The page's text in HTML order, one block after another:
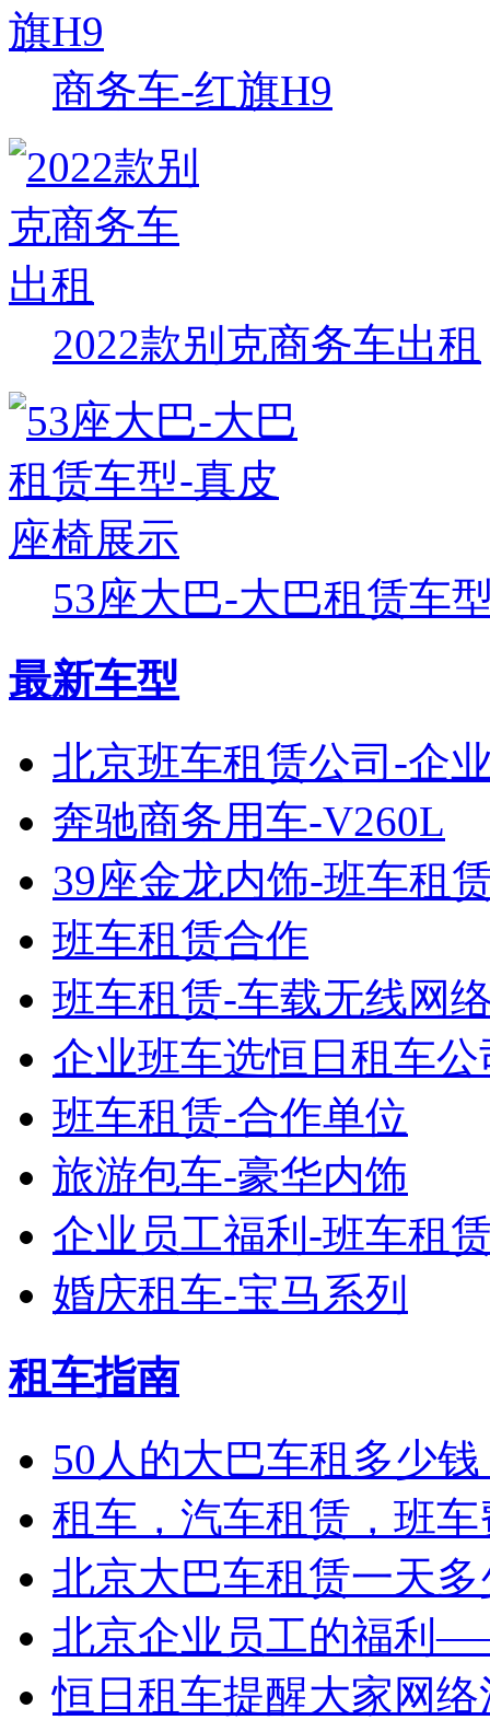
商务车-红旗H9
2022款别克商务车出租
53座大巴-大巴租赁车
最新车型
北京班车租赁公司-企
奔驰商务用车-V260L
39座金龙内饰-班车租
班车租赁合作
班车租赁-车载无线网
企业班车选恒日租车公
班车租赁-合作单位
旅游包车-豪华内饰
企业员工福利-班车租
婚庆租车-宝马系列
租车指南
50人的大巴车租多少
租车，汽车租赁，班
北京大巴车租赁一天
北京企业员工的福利
恒日租车提醒大家网